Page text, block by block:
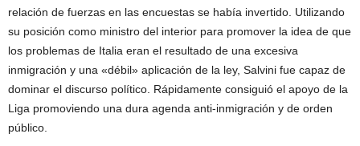
relación de fuerzas en las encuestas se había invertido. Utilizando
su posición como ministro del interior para promover la idea de que
los problemas de Italia eran el resultado de una excesiva
inmigración y una «débil» aplicación de la ley, Salvini fue capaz de
dominar el discurso político. Rápidamente consiguió el apoyo de la
Liga promoviendo una dura agenda anti-inmigración y de orden
público.